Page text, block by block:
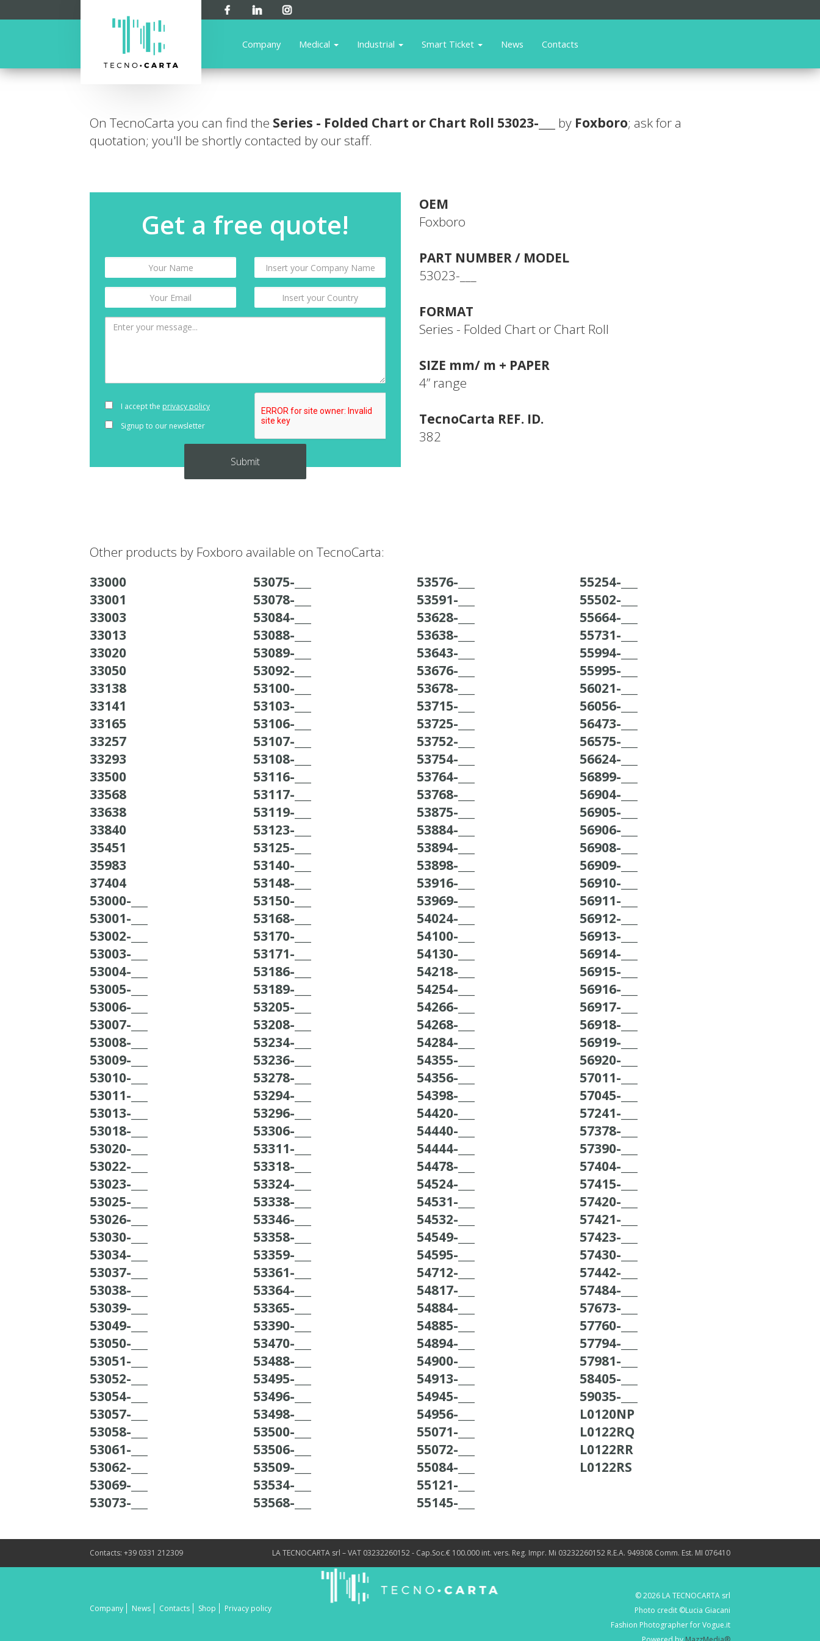
Company Medical Industrial Smart Ticket News Contacts
On TecnoCarta you can find the Series - Folded Chart or Chart Roll 53023-___ by Foxboro; ask for a
quotation; you'll be shortly contacted by our staff.
Get a free quote!
I accept the privacy policy
Signup to our newsletter
OEM
Foxboro
PART NUMBER / MODEL
53023-___
FORMAT
Series - Folded Chart or Chart Roll
SIZE mm/ m + PAPER
4” range
TecnoCarta REF. ID.
382
Other products by Foxboro available on TecnoCarta:
33000
33001
33003
33013
33020
33050
33138
33141
33165
33257
33293
33500
33568
33638
33840
35451
35983
37404
53000-___
53001-___
53002-___
53003-___
53004-___
53005-___
53006-___
53007-___
53008-___
53009-___
53010-___
53011-___
53013-___
53018-___
53020-___
53022-___
53023-___
53025-___
53026-___
53030-___
53034-___
53037-___
53038-___
53039-___
53049-___
53050-___
53051-___
53052-___
53054-___
53057-___
53058-___
53061-___
53062-___
53069-___
53073-___
53075-___
53078-___
53084-___
53088-___
53089-___
53092-___
53100-___
53103-___
53106-___
53107-___
53108-___
53116-___
53117-___
53119-___
53123-___
53125-___
53140-___
53148-___
53150-___
53168-___
53170-___
53171-___
53186-___
53189-___
53205-___
53208-___
53234-___
53236-___
53278-___
53294-___
53296-___
53306-___
53311-___
53318-___
53324-___
53338-___
53346-___
53358-___
53359-___
53361-___
53364-___
53365-___
53390-___
53470-___
53488-___
53495-___
53496-___
53498-___
53500-___
53506-___
53509-___
53534-___
53568-___
53576-___
53591-___
53628-___
53638-___
53643-___
53676-___
53678-___
53715-___
53725-___
53752-___
53754-___
53764-___
53768-___
53875-___
53884-___
53894-___
53898-___
53916-___
53969-___
54024-___
54100-___
54130-___
54218-___
54254-___
54266-___
54268-___
54284-___
54355-___
54356-___
54398-___
54420-___
54440-___
54444-___
54478-___
54524-___
54531-___
54532-___
54549-___
54595-___
54712-___
54817-___
54884-___
54885-___
54894-___
54900-___
54913-___
54945-___
54956-___
55071-___
55072-___
55084-___
55121-___
55145-___
55254-___
55502-___
55664-___
55731-___
55994-___
55995-___
56021-___
56056-___
56473-___
56575-___
56624-___
56899-___
56904-___
56905-___
56906-___
56908-___
56909-___
56910-___
56911-___
56912-___
56913-___
56914-___
56915-___
56916-___
56917-___
56918-___
56919-___
56920-___
57011-___
57045-___
57241-___
57378-___
57390-___
57404-___
57415-___
57420-___
57421-___
57423-___
57430-___
57442-___
57484-___
57673-___
57760-___
57794-___
57981-___
58405-___
59035-___
L0120NP
L0122RQ
L0122RR
L0122RS
Contacts: +39 0331 212309 LA TECNOCARTA srl – VAT 03232260152 - Cap.Soc.€ 100.000 int. vers. Reg. Impr. Mi 03232260152 R.E.A. 949308 Comm. Est. MI 076410
Company News Contacts Shop Privacy policy
© 2026 LA TECNOCARTA srl
Photo credit ©Lucia Giacani
Fashion Photographer for Vogue.it